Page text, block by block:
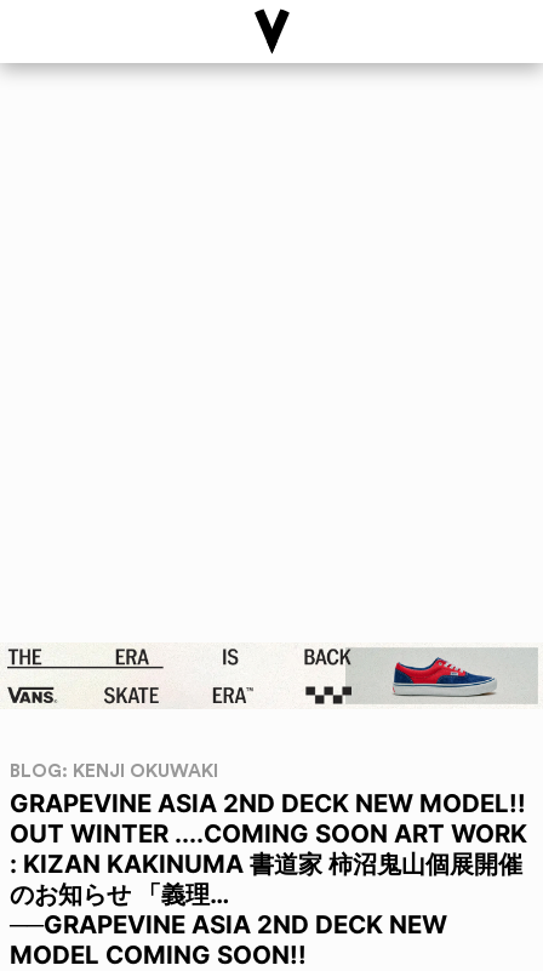
BLOG: KENJI OKUWAKI
GRAPEVINE ASIA 2ND DECK NEW MODEL!!
OUT WINTER ....COMING SOON ART WORK
: KIZAN KAKINUMA 書道家 柿沼鬼山個展開催
のお知らせ 「義理…
──GRAPEVINE ASIA 2ND DECK NEW
MODEL COMING SOON!!